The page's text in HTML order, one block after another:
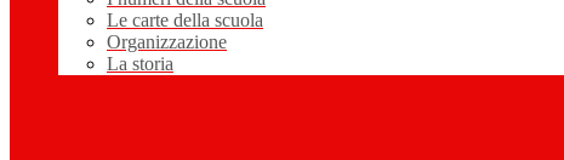
Le carte della scuola
Organizzazione
La storia